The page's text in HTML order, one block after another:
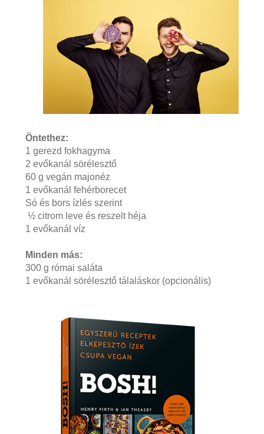
Öntethez:
1 gerezd fokhagyma
2 evőkanál sörélesztő
60 g vegán majonéz
1 evőkanál fehérborecet
Só és bors ízlés szerint
½ citrom leve és reszelt héja
1 evőkanál víz
Minden más:
300 g római saláta
1 evőkanál sörélesztő tálaláskor (opcionális)